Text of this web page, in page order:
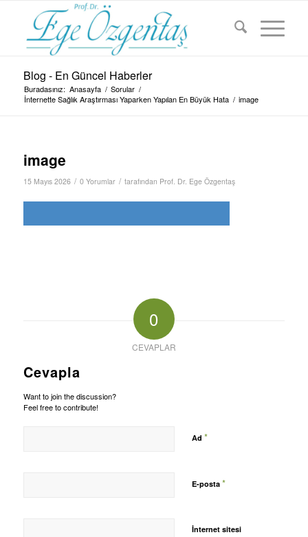
Blog - En Güncel Haberler
Buradasınız: Anasayfa / Sorular /
İnternette Sağlık Araştırması Yaparken Yapılan En Büyük Hata / image
image
15 Mayıs 2026 / 0 Yorumlar / tarafından Prof. Dr. Ege Özgentaş
0
CEVAPLAR
Cevapla
Want to join the discussion?
Feel free to contribute!
Ad *
E-posta *
İnternet sitesi